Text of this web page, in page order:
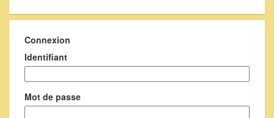
Connexion
Identifiant
Mot de passe